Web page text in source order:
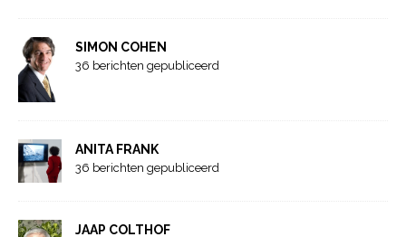
SIMON COHEN
36 berichten gepubliceerd
ANITA FRANK
36 berichten gepubliceerd
JAAP COLTHOF